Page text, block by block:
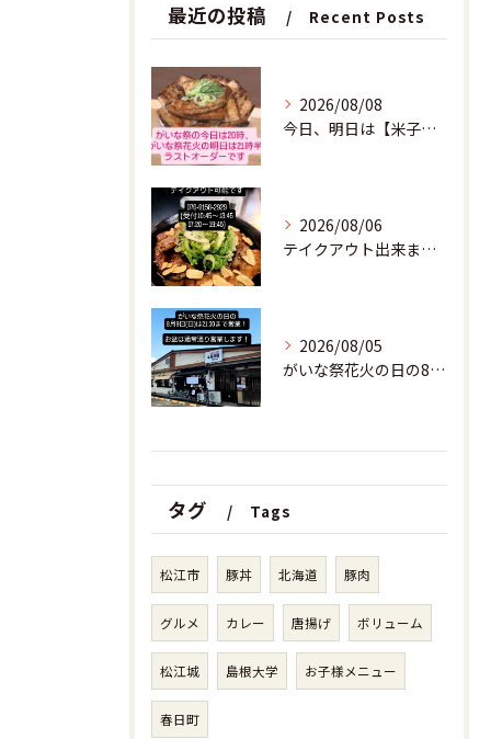
最近の投稿 Recent Posts
2026/08/08
今日、明日は【米子がいな祭】！！
2026/08/06
テイクアウト出来ます。
2026/08/05
がいな祭花火の日の8月9日(日)は
タグ Tags
松江市 豚丼 北海道 豚肉
グルメ カレー 唐揚げ ボリューム
松江城 島根大学 お子様メニュー
春日町